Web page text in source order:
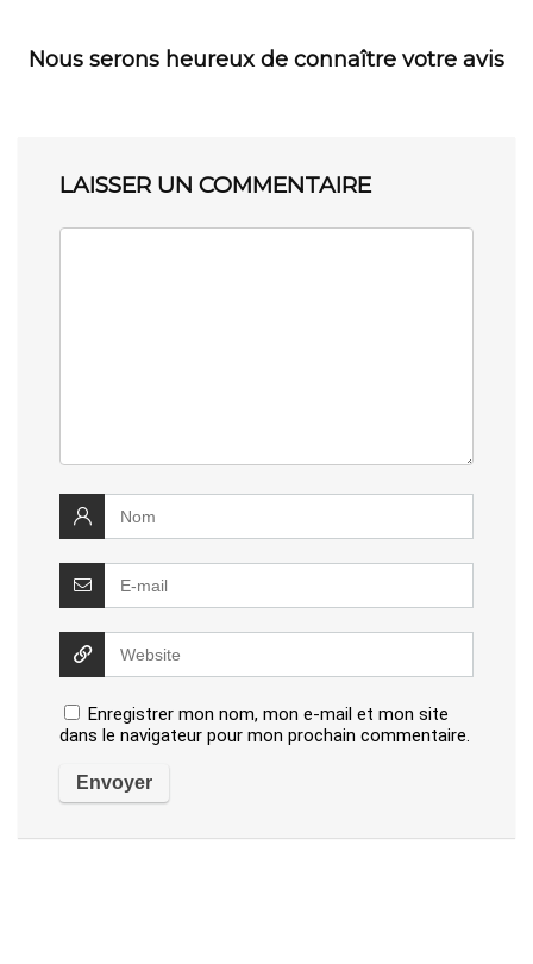
Nous serons heureux de connaître votre avis
LAISSER UN COMMENTAIRE
Enregistrer mon nom, mon e-mail et mon site
dans le navigateur pour mon prochain commentaire.